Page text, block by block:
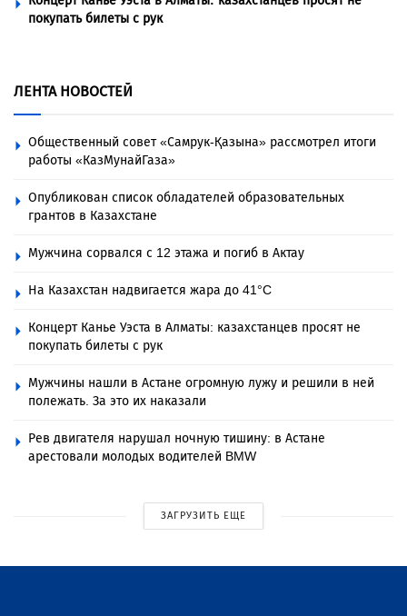
покупать билеты с рук
ЛЕНТА НОВОСТЕЙ
Общественный совет «Самрук-Қазына» рассмотрел итоги
работы «КазМунайГаза»
Опубликован список обладателей образовательных
грантов в Казахстане
Мужчина сорвался с 12 этажа и погиб в Актау
На Казахстан надвигается жара до 41°C
Концерт Канье Уэста в Алматы: казахстанцев просят не
покупать билеты с рук
Мужчины нашли в Астане огромную лужу и решили в ней
полежать. За это их наказали
Рев двигателя нарушал ночную тишину: в Астане
арестовали молодых водителей BMW
ЗАГРУЗИТЬ ЕЩЕ